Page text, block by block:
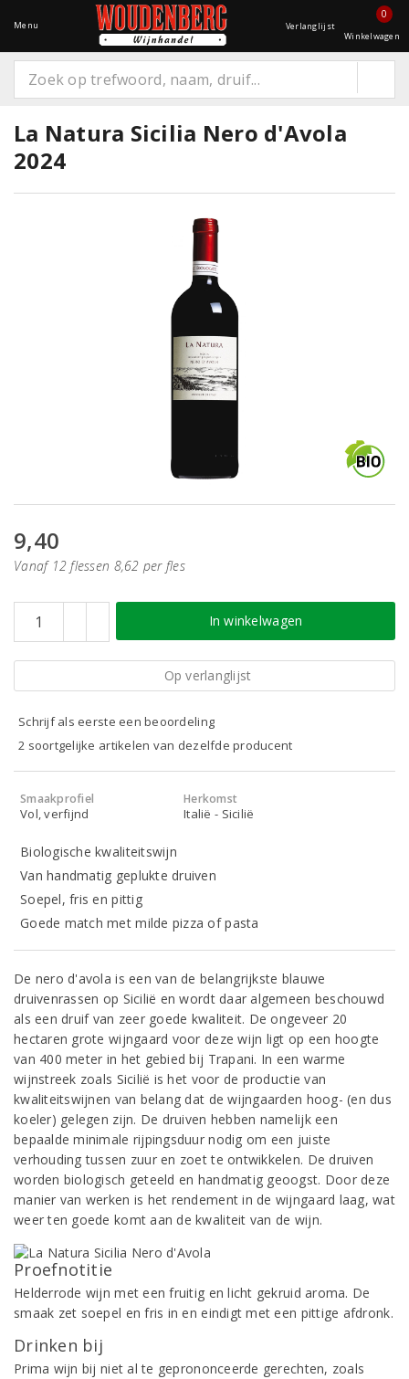
Menu Verlanglijst
0
Winkelwagen
La Natura Sicilia Nero d'Avola
2024
9,40
Vanaf 12 flessen 8,62 per fles
In winkelwagen
Op verlanglijst
Schrijf als eerste een beoordeling
2 soortgelijke artikelen van dezelfde producent
Smaakprofiel
Vol, verfijnd
Herkomst
Italië - Sicilië
Biologische kwaliteitswijn
Van handmatig geplukte druiven
Soepel, fris en pittig
Goede match met milde pizza of pasta
De nero d'avola is een van de belangrijkste blauwe
druivenrassen op Sicilië en wordt daar algemeen beschouwd
als een druif van zeer goede kwaliteit. De ongeveer 20
hectaren grote wijngaard voor deze wijn ligt op een hoogte
van 400 meter in het gebied bij Trapani. In een warme
wijnstreek zoals Sicilië is het voor de productie van
kwaliteitswijnen van belang dat de wijngaarden hoog- (en dus
koeler) gelegen zijn. De druiven hebben namelijk een
bepaalde minimale rijpingsduur nodig om een juiste
verhouding tussen zuur en zoet te ontwikkelen. De druiven
worden biologisch geteeld en handmatig geoogst. Door deze
manier van werken is het rendement in de wijngaard laag, wat
weer ten goede komt aan de kwaliteit van de wijn.
Proefnotitie
Helderrode wijn met een fruitig en licht gekruid aroma. De
smaak zet soepel en fris in en eindigt met een pittige afdronk.
Drinken bij
Prima wijn bij niet al te geprononceerde gerechten, zoals